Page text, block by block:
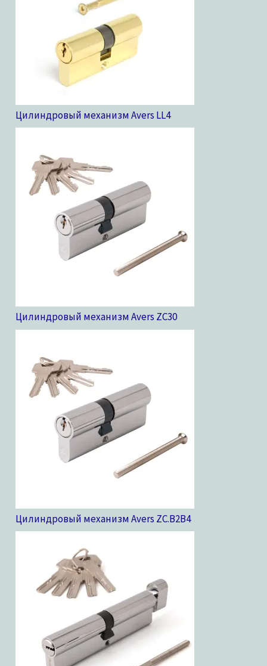
Цилиндровый механизм Avers LL4
Цилиндровый механизм Avers ZC30
Цилиндровый механизм Avers ZC.B2B4